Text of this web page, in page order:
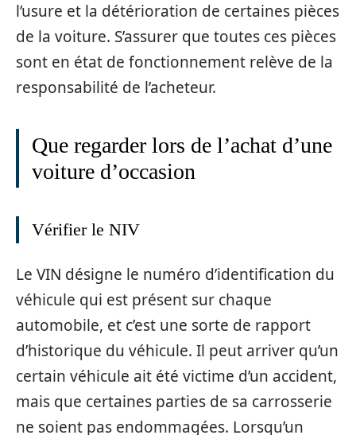
l’usure et la détérioration de certaines pièces
de la voiture. S’assurer que toutes ces pièces
sont en état de fonctionnement relève de la
responsabilité de l’acheteur.
Que regarder lors de l’achat d’une
voiture d’occasion
Vérifier le NIV
Le VIN désigne le numéro d’identification du
véhicule qui est présent sur chaque
automobile, et c’est une sorte de rapport
d’historique du véhicule. Il peut arriver qu’un
certain véhicule ait été victime d’un accident,
mais que certaines parties de sa carrosserie
ne soient pas endommagées. Lorsqu’un